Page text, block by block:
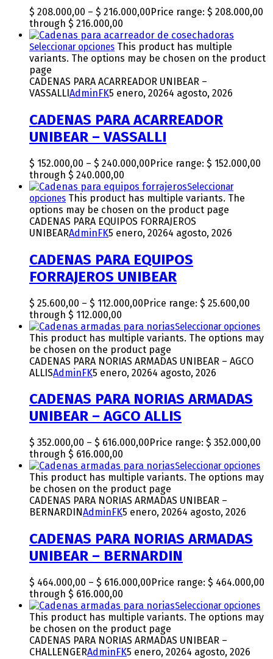
$ 208.000,00 – $ 216.000,00Price range: $ 208.000,00
through $ 216.000,00
Seleccionar opciones This product has multiple
variants. The options may be chosen on the product
page
CADENAS PARA ACARREADOR UNIBEAR –
VASSALLIAdminFK5 enero, 20264 agosto, 2026
CADENAS PARA ACARREADOR
UNIBEAR – VASSALLI
$ 152.000,00 – $ 240.000,00Price range: $ 152.000,00
through $ 240.000,00
Seleccionar
opciones This product has multiple variants. The
options may be chosen on the product page
CADENAS PARA EQUIPOS FORRAJEROS
UNIBEARAdminFK5 enero, 20264 agosto, 2026
CADENAS PARA EQUIPOS
FORRAJEROS UNIBEAR
$ 25.600,00 – $ 112.000,00Price range: $ 25.600,00
through $ 112.000,00
Seleccionar opciones
This product has multiple variants. The options may
be chosen on the product page
CADENAS PARA NORIAS ARMADAS UNIBEAR – AGCO
ALLISAdminFK5 enero, 20264 agosto, 2026
CADENAS PARA NORIAS ARMADAS
UNIBEAR – AGCO ALLIS
$ 352.000,00 – $ 616.000,00 Price range: $ 352.000,00
through $ 616.000,00
Seleccionar opciones
This product has multiple variants. The options may
be chosen on the product page
CADENAS PARA NORIAS ARMADAS UNIBEAR –
BERNARDINAdminFK5 enero, 20264 agosto, 2026
CADENAS PARA NORIAS ARMADAS
UNIBEAR – BERNARDIN
$ 464.000,00 – $ 616.000,00 Price range: $ 464.000,00
through $ 616.000,00
Seleccionar opciones
This product has multiple variants. The options may
be chosen on the product page
CADENAS PARA NORIAS ARMADAS UNIBEAR –
CHALLENGERAdminFK5 enero, 20264 agosto, 2026